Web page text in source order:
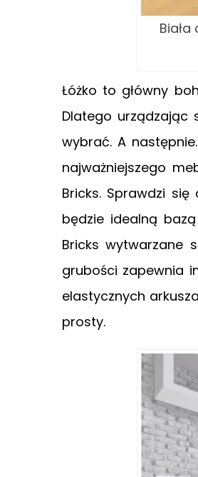
Łóżko to główny
Dlatego urządzając
wybrać. A
najważniejszego
Bricks. Sprawdzi
będzie idealną
Bricks wytwarzane
grubości zapewnia
elastycznych
prosty.